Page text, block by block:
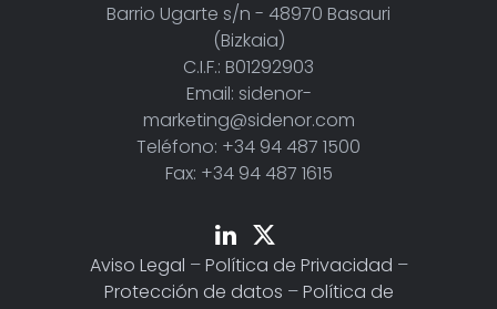
Barrio Ugarte s/n - 48970 Basauri
(Bizkaia)
C.I.F.: B01292903
Email: sidenor-
marketing@sidenor.com
Teléfono: +34 94 487 1500
Fax: +34 94 487 1615
Aviso Legal –Política de Privacidad –
Protección de datos –Política de